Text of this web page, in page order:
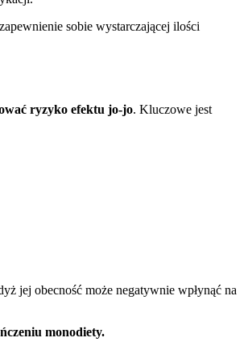
sobie wystarczającej ilości
ryzyko efektu jo-jo. Kluczowe jest
jej obecność może negatywnie wpłynąć na
monodiety.